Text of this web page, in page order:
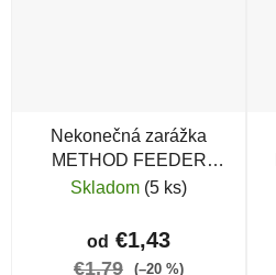
Nekonečná zarážka
METHOD FEEDER
FANS Infinite Baits Stop
Skladom (5 ks)
od €1,43
€1,79 (–20 %)